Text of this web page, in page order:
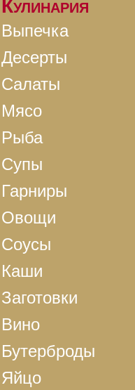
Кулинария
Выпечка
Десерты
Салаты
Мясо
Рыба
Супы
Гарниры
Овощи
Соусы
Каши
Заготовки
Вино
Бутерброды
Яйцо